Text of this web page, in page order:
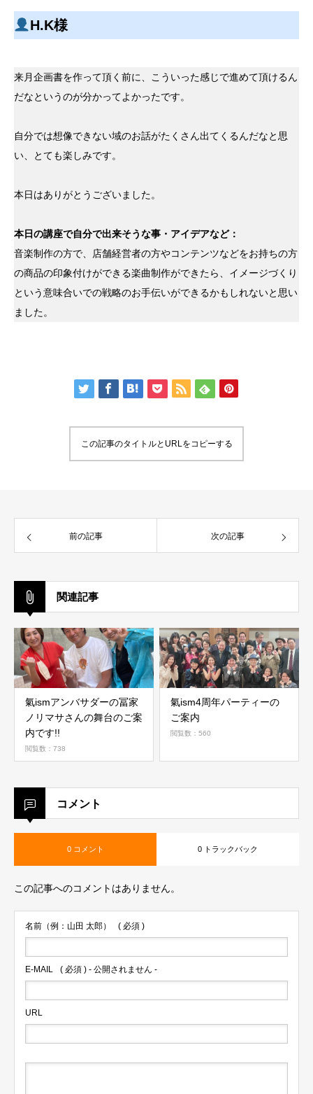
H.K様
来月企画書を作って頂く前に、こういった感じで進めて頂けるん
だなというのが分かってよかったです。
自分では想像できない域のお話がたくさん出てくるんだなと思
い、とても楽しみです。
本日はありがとうございました。
本日の講座で自分で出来そうな事・アイデアなど：
音楽制作の方で、店舗経営者の方やコンテンツなどをお持ちの方
の商品の印象付けができる楽曲制作ができたら、イメージづくり
という意味合いでの戦略のお手伝いができるかもしれないと思い
ました。
この記事のタイトルとURLをコピーする
前の記事 次の記事
関連記事
氣ismアンバサダーの冨家
ノリマサさんの舞台のご案
内です!!
閲覧数：738
氣ism4周年パーティーの
ご案内
閲覧数：560
コメント
0 コメント 0 トラックバック
この記事へのコメントはありません。
名前（例：山田 太郎） ( 必須 )
E-MAIL ( 必須 ) - 公開されません -
URL